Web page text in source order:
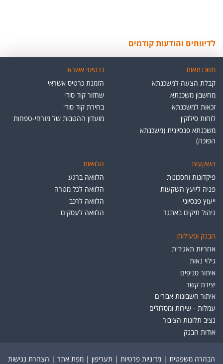
לדיווחים והודעות קודמים
משכנתאות
קבלת הצעה למשכנתא
מחשבון משכנתא
זכאות למשכנתא
לוחות סילוקין
משכנתא פנסיונית (משכנתא
הפוכה)
כרטיסי אשראי
הזמנת כרטיס אשראי
שחזור קוד סודי
בחירת קוד סודי
מועדון ההטבות של מזרחי-טפחות
השקעות
פיקדונות וחסכונות
פניה ליועץ השקעות
ייעוץ פנסיוני
ניהול תיקים באתגר
הלוואות
הלוואה ברגע
הלוואה לכל מטרה
הלוואה לרכב
הלוואה לעסקים
הבנק ופעילותו
אחריות תאגידית
גילוי נאות
איתור סניפים
יצירת קשר
איתור חשבונות אבודים
עמלות - שירות ומסלולים
נציב תלונות הציבור
אודות הבנק
הבהרה משפטית | מדיניות פרטיות | תעריפון | מפת אתר | הצהרת נגישות